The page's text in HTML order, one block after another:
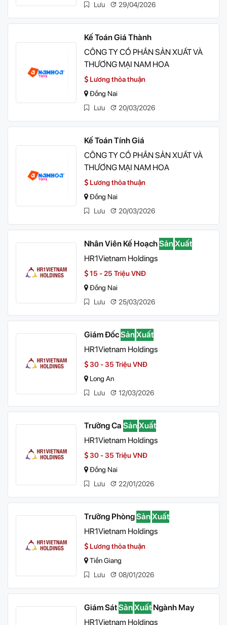
Lưu
29/04/2026
Kế Toán Giá Thành
CÔNG TY CỔ PHẦN SẢN XUẤT VÀ
THƯƠNG MẠI NAM HOA
Lương thỏa thuận
Đồng Nai
Lưu
20/03/2026
Kế Toán Tính Giá
CÔNG TY CỔ PHẦN SẢN XUẤT VÀ
THƯƠNG MẠI NAM HOA
Lương thỏa thuận
Đồng Nai
Lưu
20/03/2026
Nhân Viên Kế HoạchSảnXuất
HR1Vietnam Holdings
15 - 25 Triệu VNĐ
Đồng Nai
Lưu
25/03/2026
Giám ĐốcSảnXuất
HR1Vietnam Holdings
30 - 35 Triệu VNĐ
Long An
Lưu
12/03/2026
Trưởng Ca SảnXuất
HR1Vietnam Holdings
30 - 35 Triệu VNĐ
Đồng Nai
Lưu
22/01/2026
Trưởng PhòngSảnXuất
HR1Vietnam Holdings
Lương thỏa thuận
Tiền Giang
Lưu
08/01/2026
Giám SátSảnXuất Ngành May
HR1Vietnam Holdings